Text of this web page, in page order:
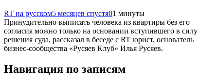
RT на русском5 месяцев спустя01 минуты
Принудительно выписать человека из квартиры без его
согласия можно только на основании вступившего в силу
решения суда, рассказал в беседе с RT юрист, основатель
бизнес-сообщества «Русяев Клуб» Илья Русяев.
Навигация по записям